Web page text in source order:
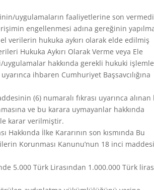
uygulamaların faaliyetlerine son
engellenmesi adına gereğinin
verilerin hukuka aykırı olarak elde edilmiş
Hukuka Aykırı Olarak Verme veya Ele
uygulamalar hakkında gerekli hukuki
ihbaren Cumhuriyet Başsavcılığına
(6) numaralı fıkrası uyarınca alınan
ve bu karara uymayanlar hakkında
karar verilmiştir.
İlke Kararının son kısmında Bu
Korunması Kanunu’nun 18 inci maddesi
5.000 Türk Lirasından 1.000.000 Türk